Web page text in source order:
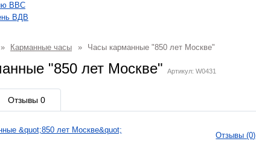
ВВС
ВДВ
» Карманные часы » Часы карманные "850 лет Москве"
"850 лет Москве" Артикул: W0431
Отзывы 0
Отзывы (0)